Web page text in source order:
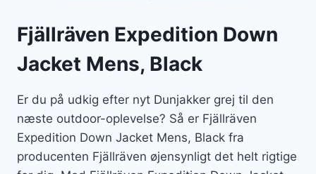
Fjällräven Expedition Down
Jacket Mens, Black
Er du på udkig efter nyt Dunjakker grej til den
næste outdoor-oplevelse? Så er Fjällräven
Expedition Down Jacket Mens, Black fra
producenten Fjällräven øjensynligt det helt rigtige